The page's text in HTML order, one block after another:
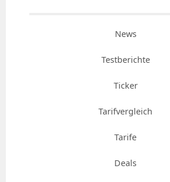
News
Testberichte
Ticker
Tarifvergleich
Tarife
Deals